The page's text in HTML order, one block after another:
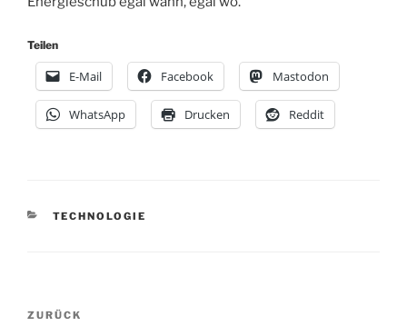
Teilen
E-Mail Facebook Mastodon
WhatsApp Drucken Reddit
KATEGORIEN
TECHNOLOGIE
Beitragsnavigation
Vorheriger
ZURÜCK